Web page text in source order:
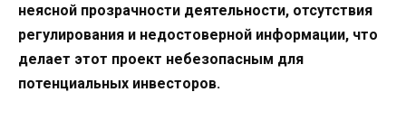
неясной прозрачности деятельности, отсутствия
регулирования и недостоверной информации, что
делает этот проект небезопасным для
потенциальных инвесторов.